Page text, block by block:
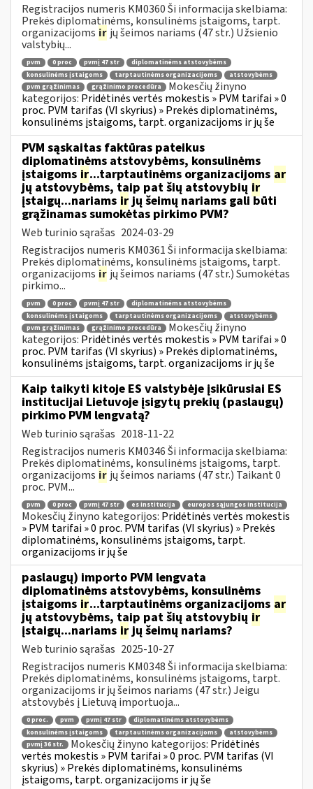
Registracijos numeris KM0360 Ši informacija skelbiama:
Prekės diplomatinėms, konsulinėms įstaigoms, tarpt.
organizacijoms ir jų šeimos nariams (47 str.) Užsienio
valstybių...
pvm 0 proc pvmį 47 str
diplomatinėms atstovybėms
konsulinėms įstaigoms
tarptautinėms organizacijoms
atstovybėms
pvm grąžinimas
grąžinimo procedūra
Mokesčių žinyno
kategorijos: Pridėtinės vertės mokestis » PVM tarifai » 0
proc. PVM tarifas (VI skyrius) » Prekės diplomatinėms,
konsulinėms įstaigoms, tarpt. organizacijoms ir jų še
PVM sąskaitas faktūras pateikus
diplomatinėms atstovybėms, konsulinėms
įstaigoms ir...tarptautinėms organizacijoms ar
jų atstovybėms, taip pat šių atstovybių ir
įstaigų...nariams irjų šeimų nariams gali būti
grąžinamas sumokėtas pirkimo PVM?
Web turinio sąrašas 2024-03-29
Registracijos numeris KM0361 Ši informacija skelbiama:
Prekės diplomatinėms, konsulinėms įstaigoms, tarpt.
organizacijoms ir jų šeimos nariams (47 str.) Sumokėtas
pirkimo...
pvm 0 proc pvmį 47 str
diplomatinėms atstovybėms
konsulinėms įstaigoms
tarptautinėms organizacijoms
atstovybėms
pvm grąžinimas
grąžinimo procedūra
Mokesčių žinyno
kategorijos: Pridėtinės vertės mokestis » PVM tarifai » 0
proc. PVM tarifas (VI skyrius) » Prekės diplomatinėms,
konsulinėms įstaigoms, tarpt. organizacijoms ir jų še
Kaip taikyti kitoje ES valstybėje įsikūrusiai ES
institucijai Lietuvoje įsigytų prekių (paslaugų)
pirkimo PVM lengvatą?
Web turinio sąrašas 2018-11-22
Registracijos numeris KM0346 Ši informacija skelbiama:
Prekės diplomatinėms, konsulinėms įstaigoms, tarpt.
organizacijoms ir jų šeimos nariams (47 str.) Taikant 0
proc. PVM...
pvm 0 proc pvmį 47 str es institucija europos sąjungos institucija
Mokesčių žinyno kategorijos: Pridėtinės vertės mokestis
» PVM tarifai » 0 proc. PVM tarifas (VI skyrius) » Prekės
diplomatinėms, konsulinėms įstaigoms, tarpt.
organizacijoms ir jų še
paslaugų) importo PVM lengvata
diplomatinėms atstovybėms, konsulinėms
įstaigoms ir...tarptautinėms organizacijoms ar
jų atstovybėms, taip pat šių atstovybių ir
įstaigų...nariams irjų šeimų nariams?
Web turinio sąrašas 2025-10-27
Registracijos numeris KM0348 Ši informacija skelbiama:
Prekės diplomatinėms, konsulinėms įstaigoms, tarpt.
organizacijoms ir jų šeimos nariams (47 str.) Jeigu
atstovybės į Lietuvą importuoja...
0 proc. pvm pvmį 47 str
diplomatinėms atstovybėms
konsulinėms įstaigoms
tarptautinėms organizacijoms
atstovybėms
pvmį 36 str.
Mokesčių žinyno kategorijos: Pridėtinės
vertės mokestis » PVM tarifai » 0 proc. PVM tarifas (VI
skyrius) » Prekės diplomatinėms, konsulinėms
įstaigoms, tarpt. organizacijoms ir jų še